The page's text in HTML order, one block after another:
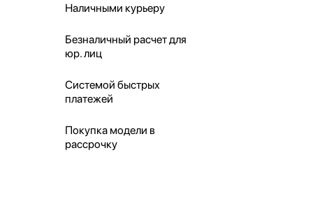
Наличными курьеру
Безналичный расчет для
юр. лиц
Системой быстрых
платежей
Покупка модели в
рассрочку